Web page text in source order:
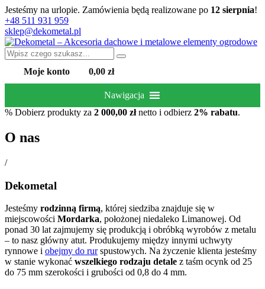
Jesteśmy na urlopie. Zamówienia będą realizowane po 12 sierpnia!
+48 511 931 959
sklep@dekometal.pl
Moje konto 0,00 zł
Nawigacja
% Dobierz produkty za 2 000,00 złnetto i odbierz 2% rabatu.
O nas
/
Dekometal
Jesteśmy rodzinną firmą, której siedziba znajduje się w
miejscowości Mordarka, położonej niedaleko Limanowej. Od
ponad 30 lat zajmujemy się produkcją i obróbką wyrobów z metalu
– to nasz główny atut. Produkujemy między innymi uchwyty
rynnowe i obejmy do rurspustowych. Na życzenie klienta jesteśmy
w stanie wykonać wszelkiego rodzaju detale z taśm ocynk od 25
do 75 mm szerokości i grubości od 0,8 do 4 mm.